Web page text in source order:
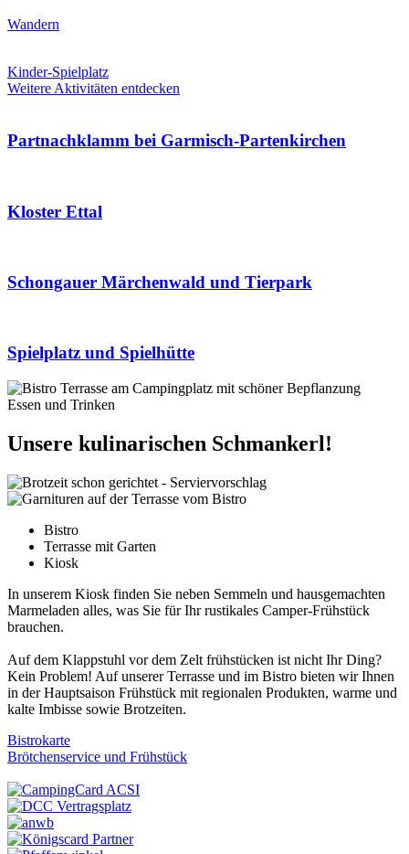
Wandern
Kinder-Spielplatz
Weitere Aktivitäten entdecken
Partnachklamm bei Garmisch-Partenkirchen
Kloster Ettal
Schongauer Märchenwald und Tierpark
Spielplatz und Spielhütte
Essen und Trinken
Unsere kulinarischen Schmankerl!
Bistro
Terrasse mit Garten
Kiosk
In unserem Kiosk finden Sie neben Semmeln und hausgemachten
Marmeladen alles, was Sie für Ihr rustikales Camper-Frühstück
brauchen.
Auf dem Klappstuhl vor dem Zelt frühstücken ist nicht Ihr Ding?
Kein Problem! Auf unserer Terrasse und im Bistro bieten wir Ihnen
in der Hauptsaison Frühstück mit regionalen Produkten, warme und
kalte Imbisse sowie Brotzeiten.
Bistrokarte
Brötchenservice und Frühstück